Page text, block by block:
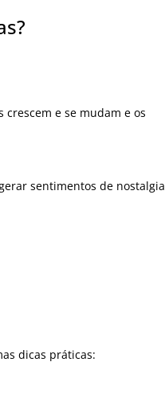
e se mudam e os
sentimentos de nostalgia
dicas práticas: